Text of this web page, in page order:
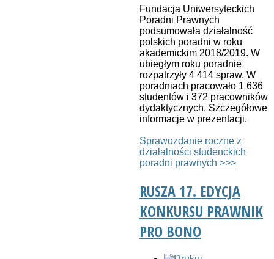
Fundacja Uniwersyteckich
Poradni Prawnych
podsumowała działalność
polskich poradni w roku
akademickim 2018/2019. W
ubiegłym roku poradnie
rozpatrzyły 4 414 spraw. W
poradniach pracowało 1 636
studentów i 372 pracowników
dydaktycznych. Szczegółowe
informacje w prezentacji.
Sprawozdanie roczne z
działalności studenckich
poradni prawnych >>>
RUSZA 17. EDYCJA
KONKURSU PRAWNIK
PRO BONO